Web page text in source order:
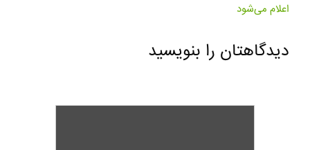
اعلام می‌شود
دیدگاهتان را بنویسید